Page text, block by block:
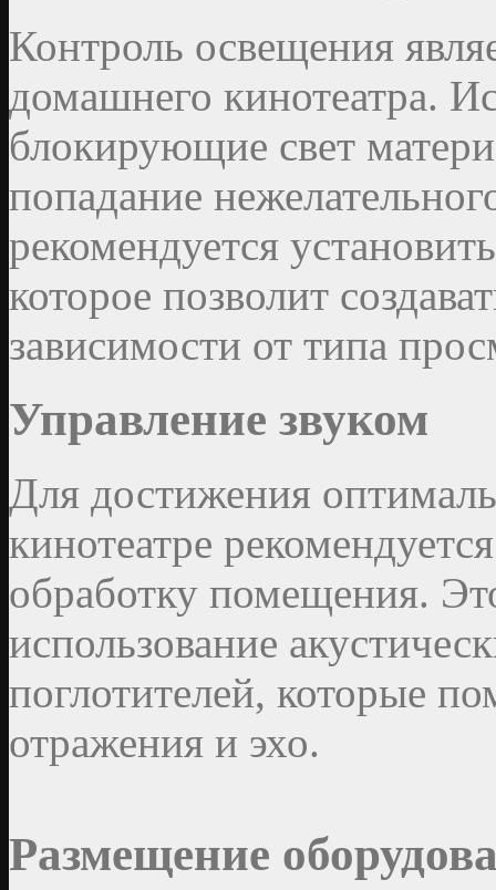
Контроль освещения
домашнего кинотеатра.
блокирующие свет
попадание
рекомендуется
которое позволит
зависимости от типа
Управление звуком
Для достижения
кинотеатре
обработку помещения.
использование
поглотителей, которые
отражения и эхо.
Размещение